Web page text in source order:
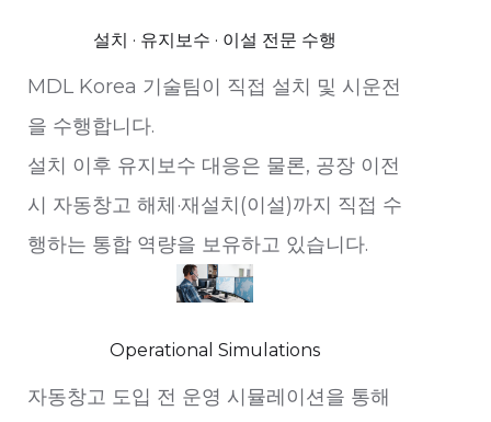
설치 · 유지보수 · 이설 전문 수행
MDL Korea 기술팀이 직접 설치 및 시운전
을 수행합니다.
설치 이후 유지보수 대응은 물론, 공장 이전
시 자동창고 해체·재설치(이설)까지 직접 수
행하는 통합 역량을 보유하고 있습니다.
Operational Simulations
자동창고 도입 전 운영 시뮬레이션을 통해